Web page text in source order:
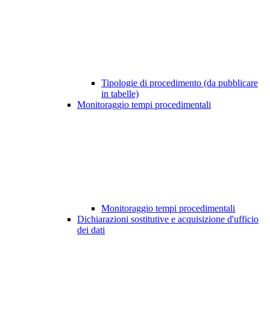
Tipologie di procedimento (da pubblicare
in tabelle)
Monitoraggio tempi procedimentali
Monitoraggio tempi procedimentali
Dichiarazioni sostitutive e acquisizione d'ufficio
dei dati